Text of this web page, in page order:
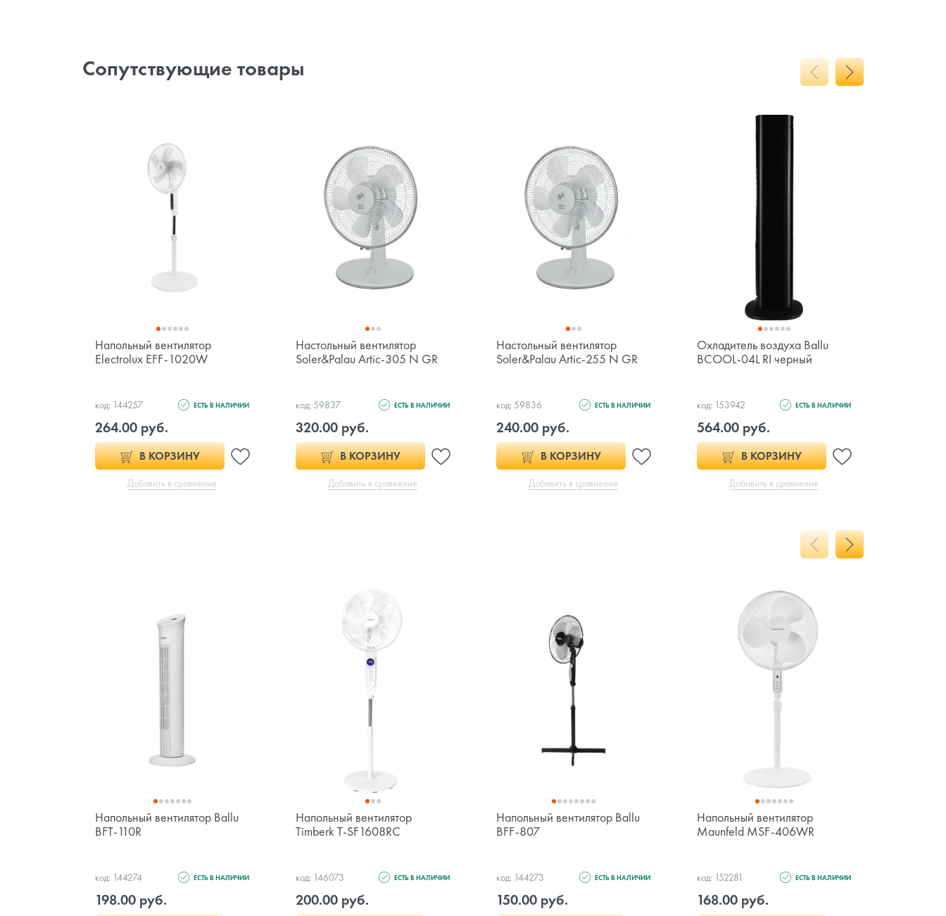
Сопутствующие товары
Напольный вентилятор
Electrolux EFF-1020W
код: 144257 ЕСТЬ В НАЛИЧИИ
264.00 руб.
В КОРЗИНУ
Добавить в сравнение
Настольный вентилятор
Soler&Palau Artic-305 N GR
код: 59837 ЕСТЬ В НАЛИЧИИ
320.00 руб.
В КОРЗИНУ
Добавить в сравнение
Настольный вентилятор
Soler&Palau Artic-255 N GR
код: 59836 ЕСТЬ В НАЛИЧИИ
240.00 руб.
В КОРЗИНУ
Добавить в сравнение
Охладитель воздуха Ballu
BCOOL-04L RI черный
код: 153942 ЕСТЬ В НАЛИЧИИ
564.00 руб.
В КОРЗИНУ
Добавить в сравнение
Напольный вентилятор Ballu
BFT-110R
код: 144274 ЕСТЬ В НАЛИЧИИ
198.00 руб.
Напольный вентилятор
Timberk T-SF1608RC
код: 146073 ЕСТЬ В НАЛИЧИИ
200.00 руб.
Напольный вентилятор Ballu
BFF-807
код: 144273 ЕСТЬ В НАЛИЧИИ
150.00 руб.
Напольный вентилятор
Maunfeld MSF-406WR
код: 152281 ЕСТЬ В НАЛИЧИИ
168.00 руб.